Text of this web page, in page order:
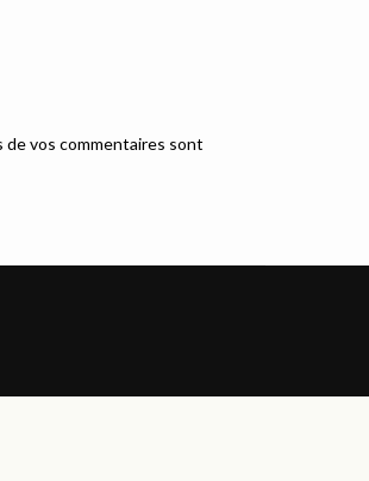
de vos commentaires sont